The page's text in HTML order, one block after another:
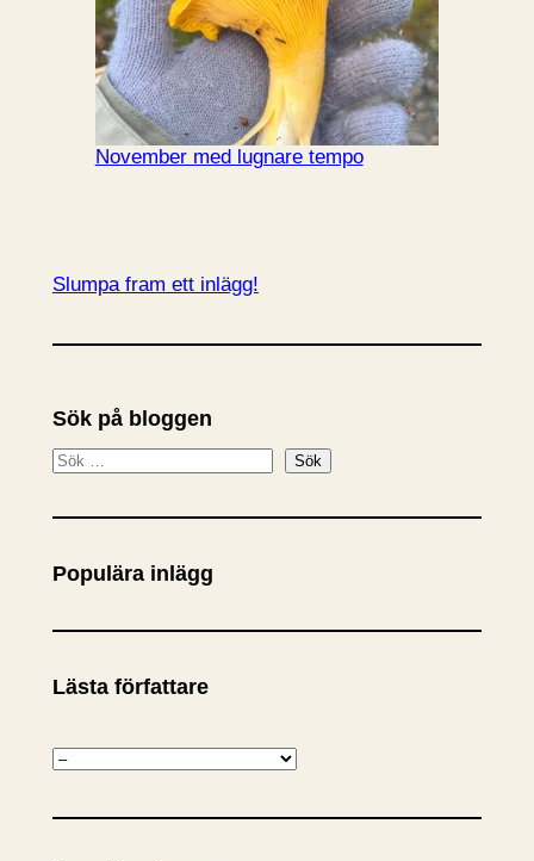
November med lugnare tempo
Slumpa fram ett inlägg!
Sök på bloggen
S
k
Sök
Populära inlägg
Lästa författare
K
t